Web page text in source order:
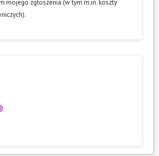
mojego zgłoszenia (w tym m.in. koszty